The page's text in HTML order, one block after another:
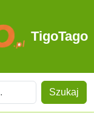
TigoTago
Szukaj